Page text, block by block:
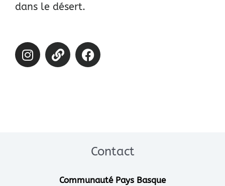
dans le désert.
I
n
L
i
F
a
Contact
Communauté Pays Basque